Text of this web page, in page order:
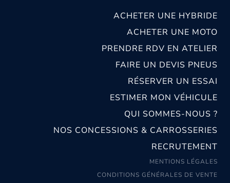
ACHETER UNE HYBRIDE
ACHETER UNE MOTO
PRENDRE RDV EN ATELIER
FAIRE UN DEVIS PNEUS
RÉSERVER UN ESSAI
ESTIMER MON VÉHICULE
QUI SOMMES-NOUS ?
NOS CONCESSIONS & CARROSSERIES
RECRUTEMENT
MENTIONS LÉGALES
CONDITIONS GÉNÉRALES DE VENTE